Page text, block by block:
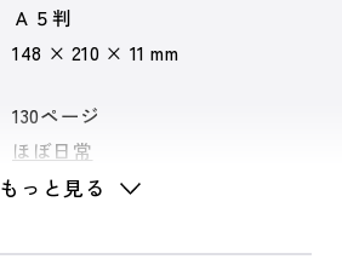
Ａ５判
148 × 210 × 11 mm
130ページ
ほぼ日常
もっと見る